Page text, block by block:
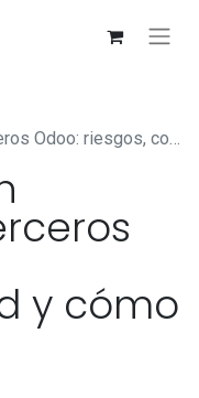
y cómo evitarlos en tu empresa
y cómo